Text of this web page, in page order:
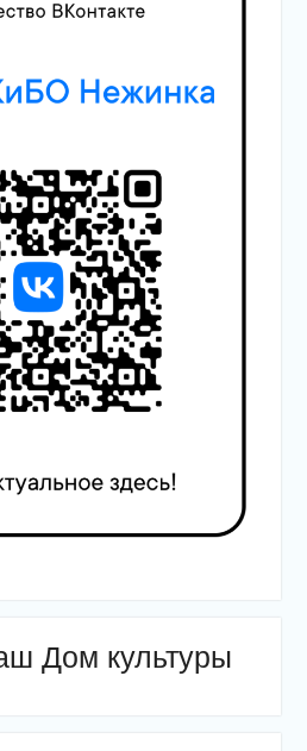
Дом культуры